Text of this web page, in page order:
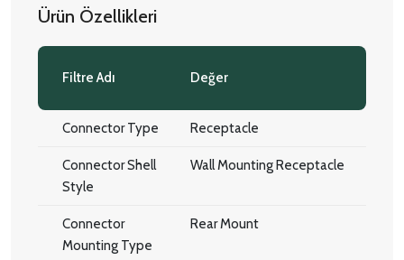
Ürün Özellikleri
Filtre Adı Değer
Connector Type Receptacle
Connector Shell
Style
Wall Mounting Receptacle
Connector
Mounting Type
Rear Mount